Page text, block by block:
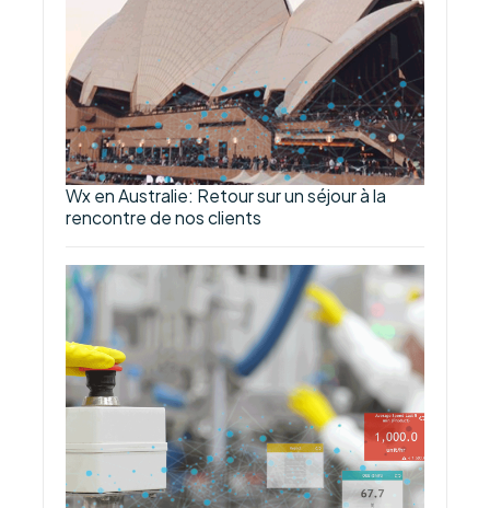
Wx en Australie: Retour sur un séjour à la
rencontre de nos clients